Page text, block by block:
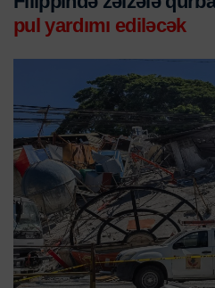
pul yardımı ediləcək